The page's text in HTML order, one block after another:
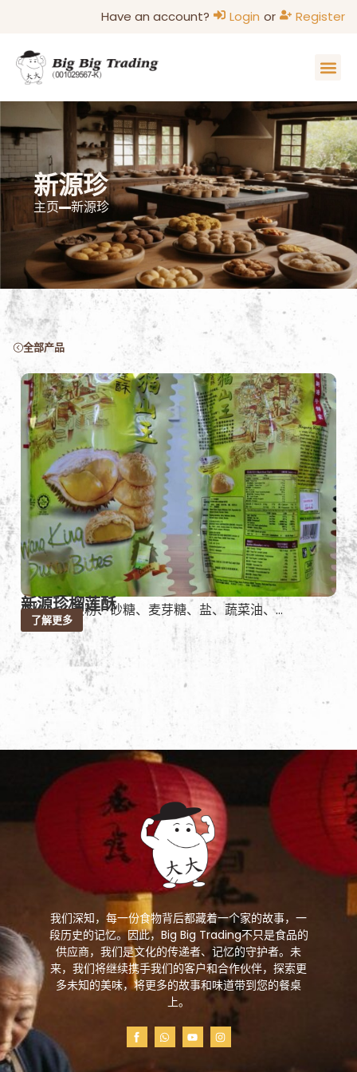
Have an account? Login or Register
新源珍
主页 新源珍
全部产品
新源珍榴莲酥
成份：小麦粉、砂糖、麦芽糖、盐、蔬菜油、...
了解更多
我们深知，每一份食物背后都藏着一个家的故事，一
段历史的记忆。因此，Big Big Trading不只是食品的
供应商，我们是文化的传递者、记忆的守护者。未
来，我们将继续携手我们的客户和合作伙伴，探索更
多未知的美味，将更多的故事和味道带到您的餐桌
上。